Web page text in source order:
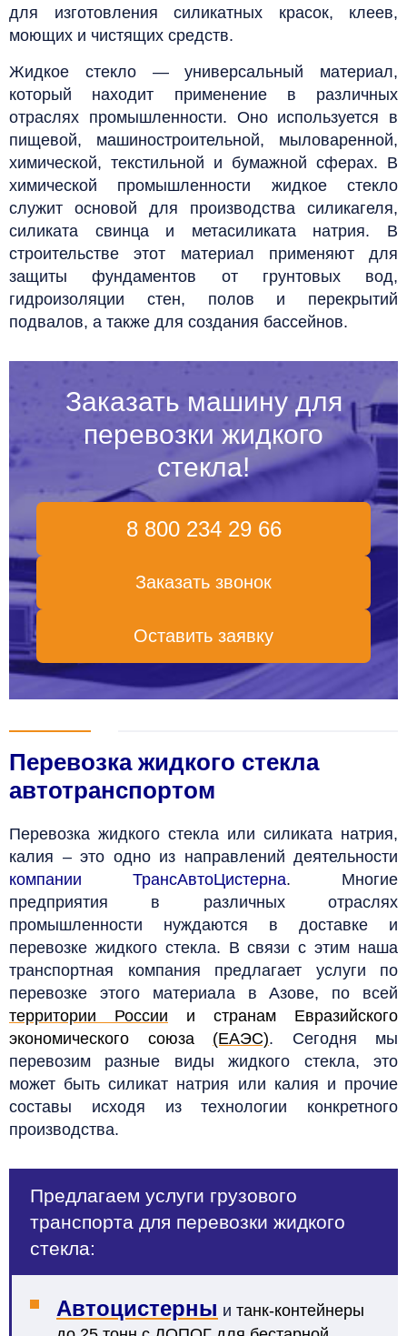
для изготовления силикатных красок, клеев,
моющих и чистящих средств.
Жидкое стекло — универсальный материал,
который находит применение в различных
отраслях промышленности. Оно используется в
пищевой, машиностроительной, мыловаренной,
химической, текстильной и бумажной сферах. В
химической промышленности жидкое стекло
служит основой для производства силикагеля,
силиката свинца и метасиликата натрия. В
строительстве этот материал применяют для
защиты фундаментов от грунтовых вод,
гидроизоляции стен, полов и перекрытий
подвалов, а также для создания бассейнов.
Заказать машину для
перевозки жидкого
стекла!
8 800 234 29 66
Заказать звонок
Оставить заявку
Перевозка жидкого стекла
автотранспортом
Перевозка жидкого стекла или силиката натрия,
калия – это одно из направлений деятельности
компании ТрансАвтоЦистерна. Многие
предприятия в различных отраслях
промышленности нуждаются в доставке и
перевозке жидкого стекла. В связи с этим наша
транспортная компания предлагает услуги по
перевозке этого материала в Азове, по всей
территории России и странам Евразийского
экономического союза (ЕАЭС).
Сегодня мы
перевозим разные виды жидкого стекла, это
может быть силикат натрия или калия и прочие
составы исходя из технологии конкретного
производства.
Предлагаем услуги грузового
транспорта для перевозки жидкого
стекла:
Автоцистерны и танк-контейнеры